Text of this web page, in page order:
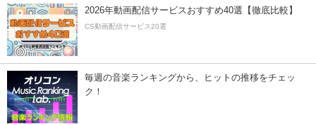
2026年動画配信サービスおすすめ40選【徹底比較】
CS動画配信サービス20選
毎週の音楽ランキングから、ヒットの推移をチェッ
ク！